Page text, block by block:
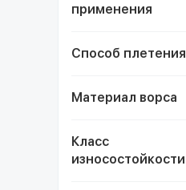
применения
Способ плетения
Материал ворса
Класс
износостойкости